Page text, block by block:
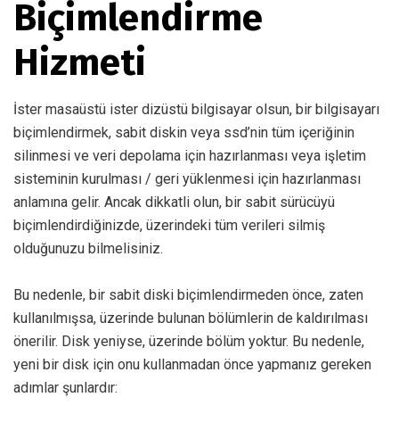
Biçimlendirme
Hizmeti
İster masaüstü ister dizüstü bilgisayar olsun, bir bilgisayarı
biçimlendirmek, sabit diskin veya ssd’nin tüm içeriğinin
silinmesi ve veri depolama için hazırlanması veya işletim
sisteminin kurulması / geri yüklenmesi için hazırlanması
anlamına gelir. Ancak dikkatli olun, bir sabit sürücüyü
biçimlendirdiğinizde, üzerindeki tüm verileri silmiş
olduğunuzu bilmelisiniz.
Bu nedenle, bir sabit diski biçimlendirmeden önce, zaten
kullanılmışsa, üzerinde bulunan bölümlerin de kaldırılması
önerilir. Disk yeniyse, üzerinde bölüm yoktur. Bu nedenle,
yeni bir disk için onu kullanmadan önce yapmanız gereken
adımlar şunlardır: